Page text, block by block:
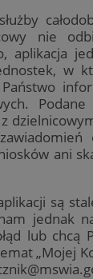
nie
aplikacja
w
ani
są
jednak
lub chcą
„Mojej